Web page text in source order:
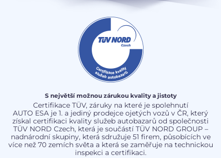
S největší možnou zárukou kvality a jistoty
Certifikace TÜV, záruky na které je spolehnutí
AUTO ESA je 1. a jediný prodejce ojetých vozů v ČR, který
získal certifikaci kvality služeb autobazarů od společnosti
TÜV NORD Czech, která je součástí TÜV NORD GROUP –
nadnárodní skupiny, která sdružuje 51 firem, působících ve
více než 70 zemích světa a která se zaměřuje na technickou
inspekci a certifikaci.